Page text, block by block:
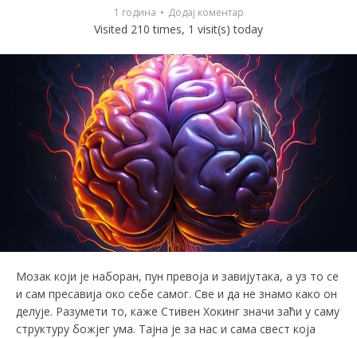
1 година Додај коментар
Visited 210 times, 1 visit(s) today
Мозак који је наборан, пун превоја и завијутака, а уз то се
и сам пресавија око себе самог. Све и да не знамо како он
делује. Разумети то, каже Стивен Хокинг значи заћи у саму
структуру божјег ума. Тајна је за нас и сама свест која